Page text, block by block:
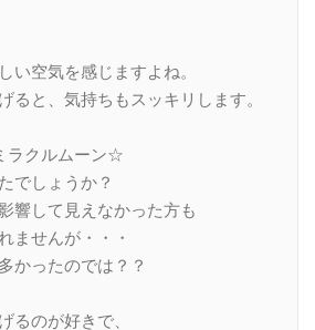
い空気を感じますよね。
ると、気持ちもスッキリします。
ラクルムーン☆
でしょうか？
響して見えなかった方も
ませんが・・・
かったのでは？？
るのが好きで、